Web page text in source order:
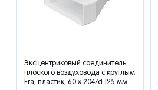
Эксцентриковый соединитель
плоского воздуховода с круглым
Era, пластик, 60 x 204/d 125 мм